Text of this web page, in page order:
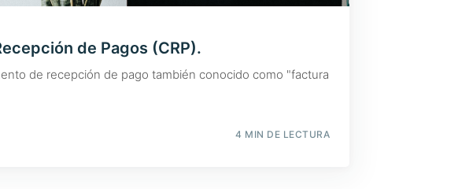
de Pagos (CRP).
de recepción de pago también conocido como "factura
4 MIN DE LECTURA